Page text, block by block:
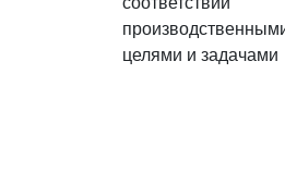
целями и задачами